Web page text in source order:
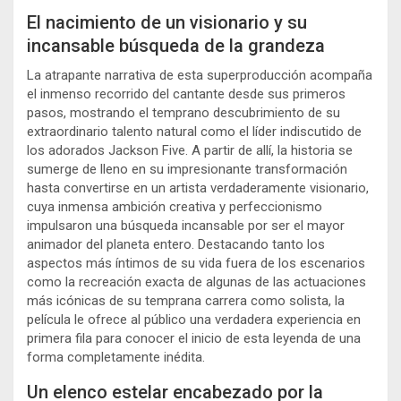
El nacimiento de un visionario y su
incansable búsqueda de la grandeza
La atrapante narrativa de esta superproducción acompaña
el inmenso recorrido del cantante desde sus primeros
pasos, mostrando el temprano descubrimiento de su
extraordinario talento natural como el líder indiscutido de
los adorados Jackson Five. A partir de allí, la historia se
sumerge de lleno en su impresionante transformación
hasta convertirse en un artista verdaderamente visionario,
cuya inmensa ambición creativa y perfeccionismo
impulsaron una búsqueda incansable por ser el mayor
animador del planeta entero. Destacando tanto los
aspectos más íntimos de su vida fuera de los escenarios
como la recreación exacta de algunas de las actuaciones
más icónicas de su temprana carrera como solista, la
película le ofrece al público una verdadera experiencia en
primera fila para conocer el inicio de esta leyenda de una
forma completamente inédita.
Un elenco estelar encabezado por la